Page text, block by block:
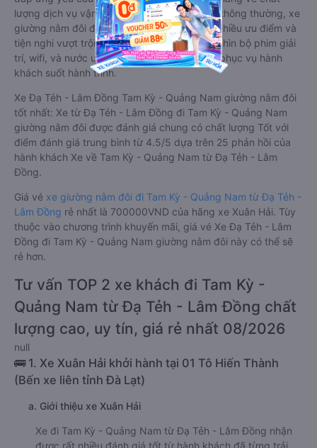
lượng dịch vụ vận tải. So với xe giường nằm thông thường, xe
giường nằm đôi đi Tam Kỳ - Quảng Nam có nhiều ưu điểm và
tiện nghi vượt trội. Màn hình LCD với hàng nghìn bộ phim giải
trí, wifi, và nước uống và chăn đắp miễn phí phục vụ hành
khách suốt hành trình.
Xe Đạ Tẻh - Lâm Đồng Tam Kỳ - Quảng Nam giường nằm đôi
tốt nhất: Xe từ Đạ Tẻh - Lâm Đồng đi Tam Kỳ - Quảng Nam
giường nằm đôi được đánh giá chung có chất lượng Tốt với
điểm đánh giá trung bình từ 4.5/5 dựa trên 25 phản hồi của
hành khách Xe về Tam Kỳ - Quảng Nam từ Đạ Tẻh - Lâm
Đồng.
Giá vé xe giường nằm đôi đi Tam Kỳ - Quảng Nam từ Đạ Tẻh -
Lâm Đồng rẻ nhất là 700000VND của hãng xe Xuân Hải. Tùy
thuộc vào chương trình khuyến mãi, giá vé Xe Đạ Tẻh - Lâm
Đồng đi Tam Kỳ - Quảng Nam giường nằm đôi này có thể sẽ
rẻ hơn.
Tư vấn TOP 2 xe khách đi Tam Kỳ -
Quảng Nam từ Đạ Tẻh - Lâm Đồng chất
lượng cao, uy tín, giá rẻ nhất 08/2026
null
🚌 1. Xe Xuân Hải khởi hành tại 01 Tô Hiến Thành
(Bến xe liên tỉnh Đà Lạt)
a. Giới thiệu xe Xuân Hải
Xe đi Tam Kỳ - Quảng Nam từ Đạ Tẻh - Lâm Đồng nhận
được rất nhiều đánh giá tốt từ hành khách đã từng trải